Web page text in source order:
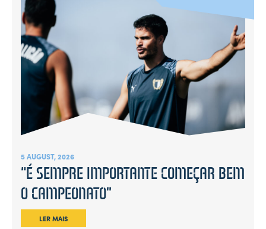
5 AUGUST, 2026
“É SEMPRE IMPORTANTE COMEÇAR BEM
O CAMPEONATO”
LER MAIS